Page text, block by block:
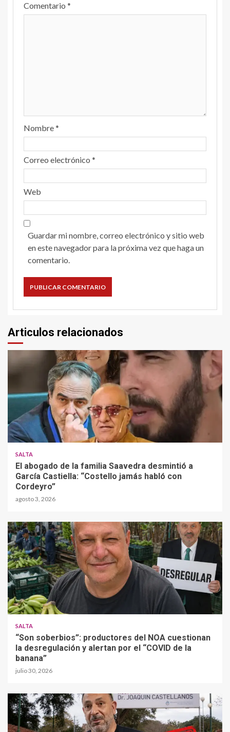
Comentario *
Nombre*
Correo electrónico *
Web
Guardar mi nombre, correo electrónico y sitio web
en este navegador para la próxima vez que haga un
comentario.
Articulos relacionados
SALTA
El abogado de la familia Saavedra desmintió a
García Castiella: “Costello jamás habló con
Cordeyro”
agosto 3, 2026
SALTA
“Son soberbios”: productores del NOA cuestionan
la desregulación y alertan por el “COVID de la
banana”
julio 30, 2026